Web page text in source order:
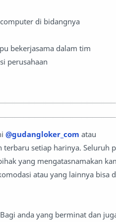
di bidangnya
bekerjasama dalam tim
perusahaan
@gudangloker_com atau
setiap harinya. Seluruh
yang mengatasnamakan
atau yang lainnya bisa
anda yang berminat dan